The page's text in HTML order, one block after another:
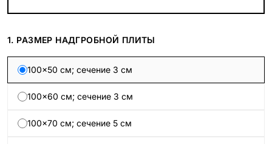
1. РАЗМЕР НАДГРОБНОЙ ПЛИТЫ
100×50 см; сечение 3 см
100×60 см; сечение 3 см
100×70 см; сечение 5 см